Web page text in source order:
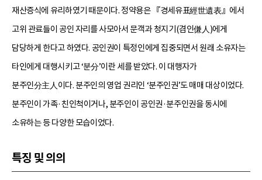
재산증식에 유리하였기 때문이다. 정약용은 『경세유표經世遺表』에서
고위 관료들이 공인 자리를 사모아서 문객과 청지기(겸인傔人)에게
담당하게 한다고 하였다. 공인권이 특정인에게 집중되면서 원래 소유자는
타인에게 대행시키고 ‘분分’이란 세를 받았다. 이 대행자가
분주인分主人이다. 분주인의 영업 권리인 ‘분주인권’도 매매 대상이었다.
분주인이 가족·친인척이거나, 분주인이 공인권·분주인권을 동시에
소유하는 등 다양한 모습이었다.
특징 및 의의